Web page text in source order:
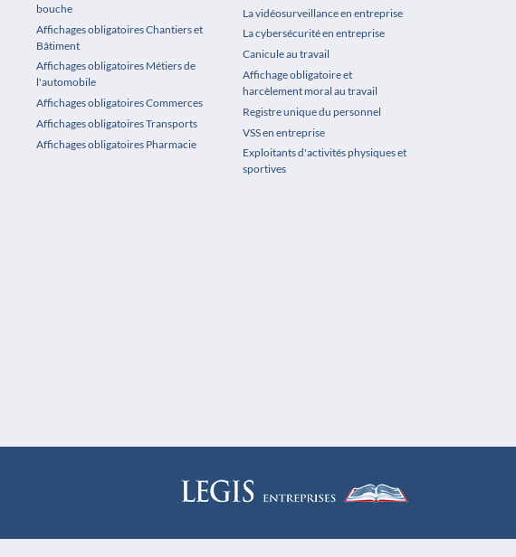
bouche
Affichages obligatoires Chantiers et
Bâtiment
Affichages obligatoires Métiers de
l'automobile
Affichages obligatoires Commerces
Affichages obligatoires Transports
Affichages obligatoires Pharmacie
La vidéosurveillance en entreprise
La cybersécurité en entreprise
Canicule au travail
Affichage obligatoire et
harcèlement moral au travail
Registre unique du personnel
VSS en entreprise
Exploitants d'activités physiques et
sportives